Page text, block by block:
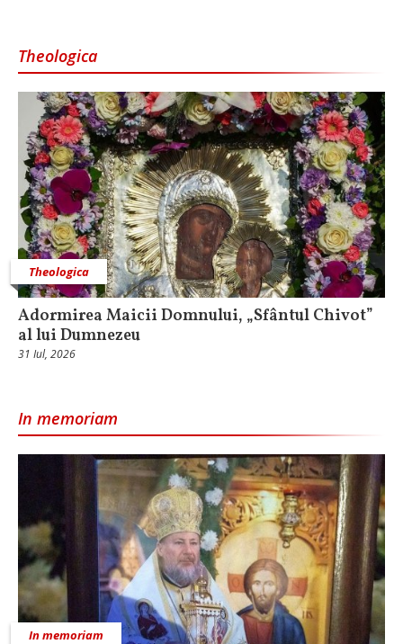
Theologica
Theologica
Adormirea Maicii Domnului, „Sfântul Chivot”
al lui Dumnezeu
31 Iul, 2026
In memoriam
In memoriam